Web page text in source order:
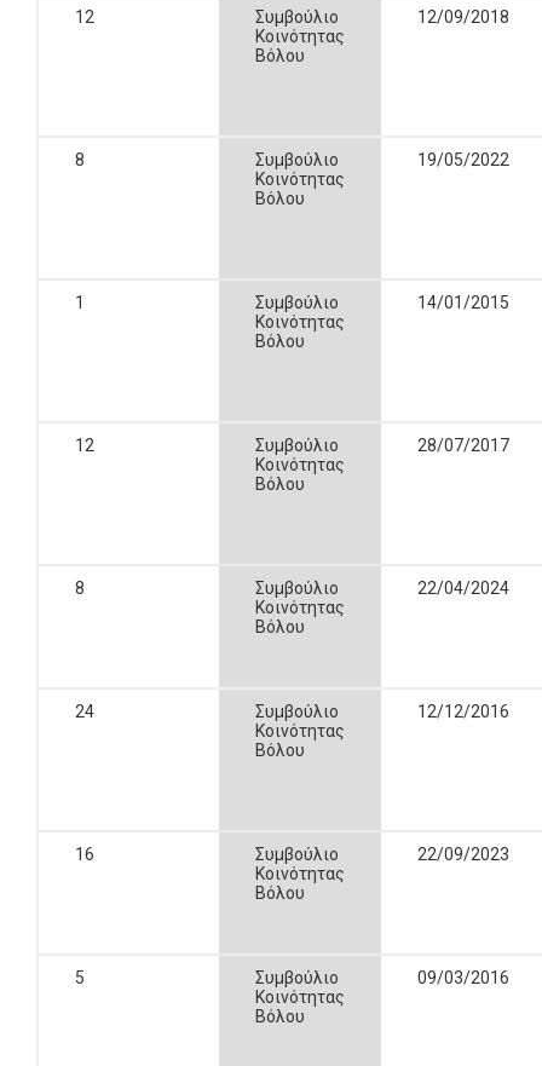
12
Συμβούλιο
Κοινότητας
Βόλου
12/09/2018
8
Συμβούλιο
Κοινότητας
Βόλου
19/05/2022
1
Συμβούλιο
Κοινότητας
Βόλου
14/01/2015
12
Συμβούλιο
Κοινότητας
Βόλου
28/07/2017
8
Συμβούλιο
Κοινότητας
Βόλου
22/04/2024
24
Συμβούλιο
Κοινότητας
Βόλου
12/12/2016
16
Συμβούλιο
Κοινότητας
Βόλου
22/09/2023
5
Συμβούλιο
Κοινότητας
Βόλου
09/03/2016